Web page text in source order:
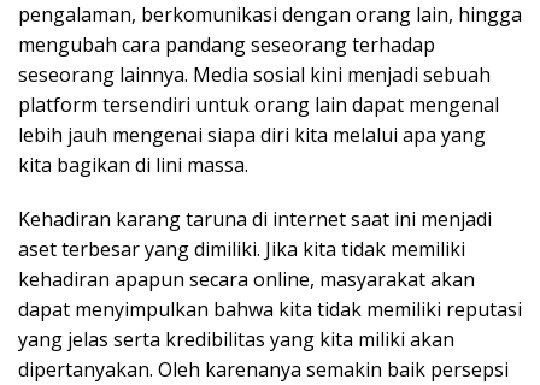
pengalaman, berkomunikasi dengan orang lain, hingga
mengubah cara pandang seseorang terhadap
seseorang lainnya. Media sosial kini menjadi sebuah
platform tersendiri untuk orang lain dapat mengenal
lebih jauh mengenai siapa diri kita melalui apa yang
kita bagikan di lini massa.
Kehadiran karang taruna di internet saat ini menjadi
aset terbesar yang dimiliki. Jika kita tidak memiliki
kehadiran apapun secara online, masyarakat akan
dapat menyimpulkan bahwa kita tidak memiliki reputasi
yang jelas serta kredibilitas yang kita miliki akan
dipertanyakan. Oleh karenanya semakin baik persepsi